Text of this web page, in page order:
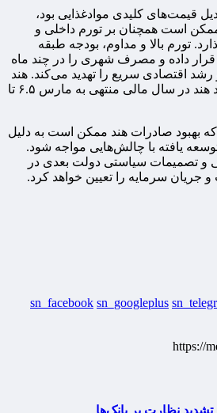
قیمت‌های کلیدی موادغذایی بود،
ممکن است همچنان بر تورم داخلی و
تورم بالا و مداوم، بودجه طبقه
داده و مصرف شهری را در چند ماه
اقتصادی سریع را تهدید می‌کند. هند
پیش‌بینی می‌کند که اقتصاد هند در سال مالی منتهی به مارس ۶.۵ تا
بهبود صادرات هند ممکن است به دلیل
یافته با چالش‌هایی مواجه شود.
و تصمیمات سیاستی دولت بعدی در
و جریان سرمایه را تعیین خواهد کرد.
sn_facebook sn_googleplus
https://